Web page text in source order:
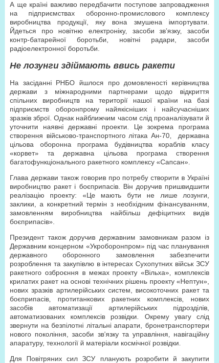
А ще країні важливо передбачити поступове запровадження
на підприємствах оборонно-промислового комплексу
виробництва продукції, яку вона змушена імпортувати.
Йдеться про новітню електроніку, засоби зв’язку, засоби
контр-батарейної боротьби, новітні радари, засоби
радіоелектронної боротьби.
Не лозунги здіймають ввись ракети
На засіданні РНБО йшлося про домовленості керівництва
держави з міжнародними партнерами щодо відкриття
спільних виробництв на території нашої країни на базі
підприємств оборонпрому найякісніших і найсучасніших
зразків зброї. Однак найближчим часом слід проаналізувати й
уточнити наявні державні проекти. Це зокрема програма
створення військово-транспортного літака Ан-70, державна
цільова оборонна програма будівництва кораблів класу
«корвет» та державна цільова програма створення
багатофункціонального ракетного комплексу «Сапсан».
Глава держави також говорив про потребу створити в Україні
виробництво ракет і боєприпасів. Він доручив пришвидшити
реалізацію проекту: «Це мають бути не лише лозунги,
заклики, а конкретний термін з необхідним фінансуванням,
замовленням виробництва найбільш дефіцитних видів
боєприпасів».
Президент також доручив державним замовникам разом із
Державним концерном «Укроборонпром» під час планування
державного оборонного замовлення забезпечити
розроблення та закупівлю в інтересах Сухопутних військ ЗСУ
ракетного озброєння в межах проекту «Вільха», комплексів
крилатих ракет на основі технічних рішень проекту «Нептун»,
нових зразків артилерійських систем, високоточних ракет та
боєприпасів, протитанкових ракетних комплексів, нових
засобів автоматизації артилерійських підрозділів,
автоматизованих комплексів розвідки. Окрему увагу слід
звернути на безпілотні літальні апарати, бронетранспортери
нового покоління, засоби зв’язку та управління, навігаційну
апаратуру, технології й матеріали космічної розвідки.
Для Повітряних сил ЗСУ планують розробити й закупити